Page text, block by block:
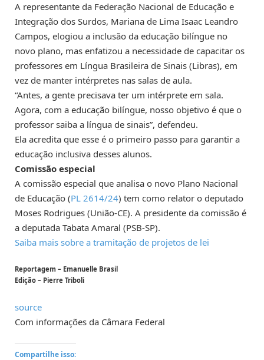
A representante da Federação Nacional de Educação e
Integração dos Surdos, Mariana de Lima Isaac Leandro
Campos, elogiou a inclusão da educação bilíngue no
novo plano, mas enfatizou a necessidade de capacitar os
professores em Língua Brasileira de Sinais (Libras), em
vez de manter intérpretes nas salas de aula.
“Antes, a gente precisava ter um intérprete em sala.
Agora, com a educação bilíngue, nosso objetivo é que o
professor saiba a língua de sinais”, defendeu.
Ela acredita que esse é o primeiro passo para garantir a
educação inclusiva desses alunos.
Comissão especial
A comissão especial que analisa o novo Plano Nacional
de Educação (PL 2614/24) tem como relator o deputado
Moses Rodrigues (União-CE). A presidente da comissão é
a deputada Tabata Amaral (PSB-SP).
Saiba mais sobre a tramitação de projetos de lei
Reportagem – Emanuelle Brasil
Edição – Pierre Triboli
source
Com informações da Câmara Federal
Compartilhe isso: